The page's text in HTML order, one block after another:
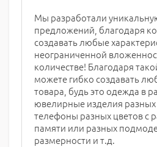
Мы разработали
предложений, благодаря
создавать любые
неограниченной
количестве! Благодаря
можете гибко создавать
товара, будь это одежда в
ювелирные изделия разных
телефоны разных цветов с
памяти или разных
размерности и т.д.